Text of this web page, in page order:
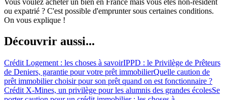
ou expatrié ? C'est possible d'emprunter sous certaines conditions.
On vous explique !
Découvrir aussi...
Crédit Logement : les choses à savoirIPPD : le Privilège de Prêteurs
de Deniers, garantie pour votre prêt immobilierQuelle caution de
prêt immobilier choisir pour son prêt quand on est fonctionnaire ?
Crédit X-Mines, un privilège pour les alumnis des grandes écolesSe